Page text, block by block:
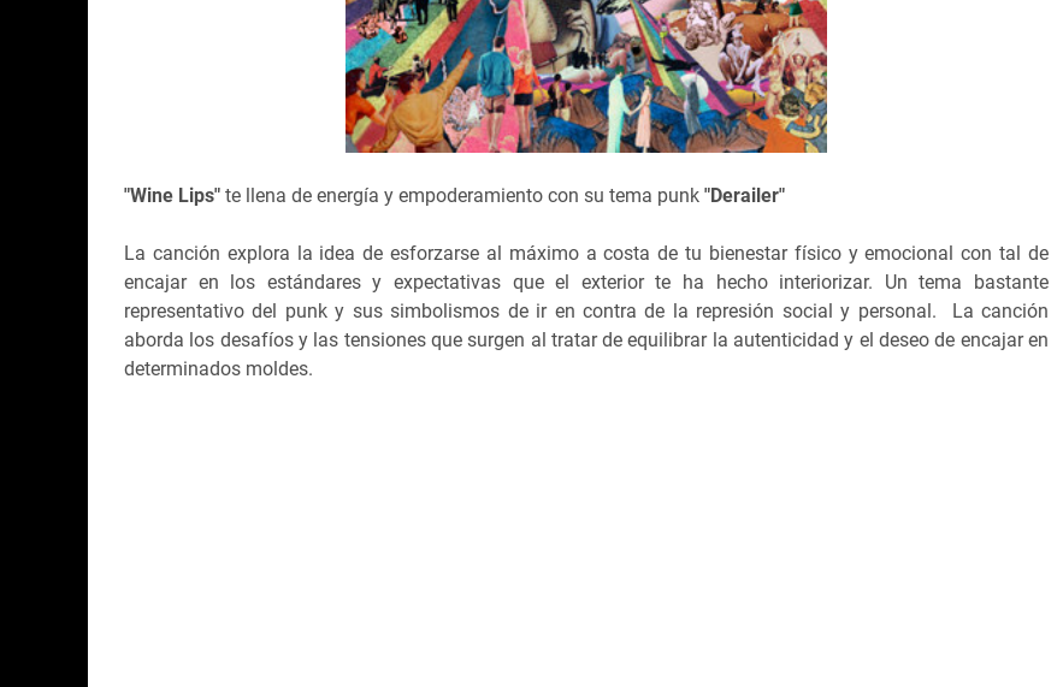
"Wine Lips" te llena de energía y empoderamiento con su tema punk "Derailer"
La canción explora la idea de esforzarse al máximo a costa de tu bienestar físico y emocional con tal de
encajar en los estándares y expectativas que el exterior te ha hecho interiorizar. Un tema bastante
representativo del punk y sus simbolismos de ir en contra de la represión social y personal. La canción
aborda los desafíos y las tensiones que surgen al tratar de equilibrar la autenticidad y el deseo de encajar en
determinados moldes.